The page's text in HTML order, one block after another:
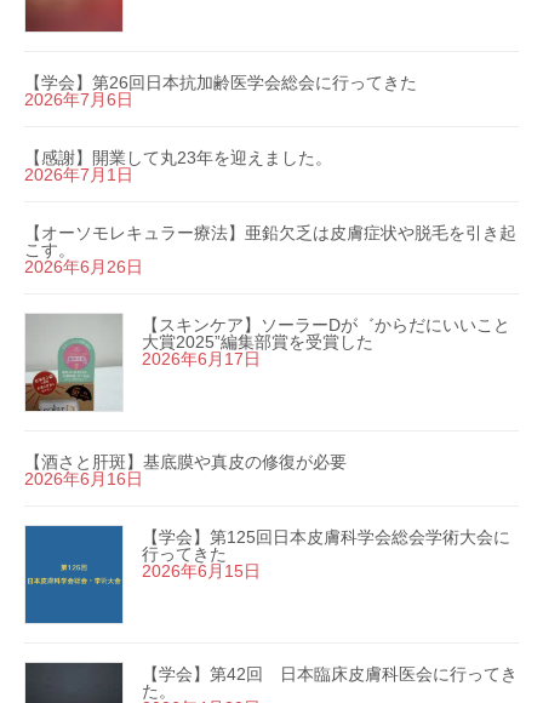
【学会】第26回日本抗加齢医学会総会に行ってきた
2026年7月6日
【感謝】開業して丸23年を迎えました。
2026年7月1日
【オーソモレキュラー療法】亜鉛欠乏は皮膚症状や脱毛を引き起
こす。
2026年6月26日
【スキンケア】ソーラーDが゛からだにいいこと
大賞2025”編集部賞を受賞した
2026年6月17日
【酒さと肝斑】基底膜や真皮の修復が必要
2026年6月16日
【学会】第125回日本皮膚科学会総会学術大会に
行ってきた
2026年6月15日
【学会】第42回 日本臨床皮膚科医会に行ってき
た。